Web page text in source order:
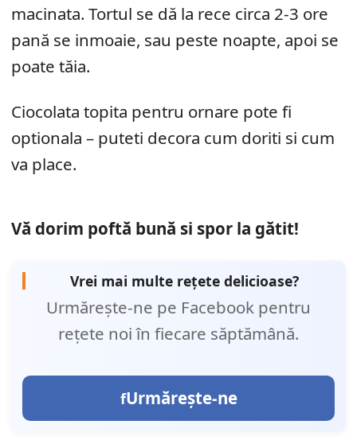
macinata. Tortul se dă la rece circa 2-3 ore
pană se inmoaie, sau peste noapte, apoi se
poate tăia.
Ciocolata topita pentru ornare pote fi
optionala – puteti decora cum doriti si cum
va place.
Vă dorim poftă bună si spor la gătit!
Vrei mai multe rețete delicioase?
Urmărește-ne pe Facebook pentru
rețete noi în fiecare săptămână.
Urmărește-ne